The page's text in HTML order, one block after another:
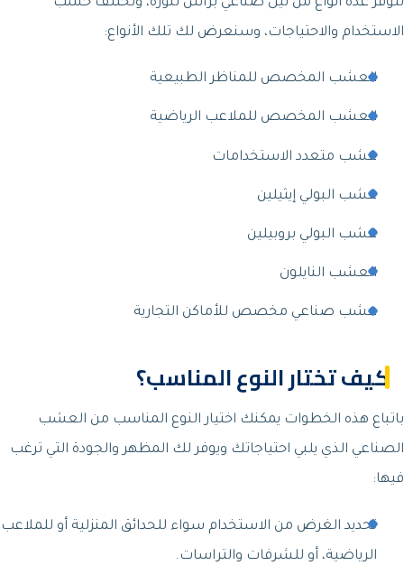
الاستخدام والاحتياجات، وسنعرض لك تلك الأنواع:
العشب المخصص للمناظر الطبيعية
العشب المخصص للملاعب الرياضية
عشب متعدد الاستخدامات
عشب البولي إيثيلين
عشب البولي بروبيلين
العشب النايلون
عشب صناعي مخصص للأماكن التجارية
كيف تختار النوع المناسب؟
باتباع هذه الخطوات يمكنك اختيار النوع المناسب من العشب
الصناعي الذي يلبي احتياجاتك ويوفر لك المظهر والجودة التي ترغب
فيها:
تحديد الغرض من الاستخدام سواء للحدائق المنزلية أو للملاعب
الرياضية، أو للشرفات والتراسات.